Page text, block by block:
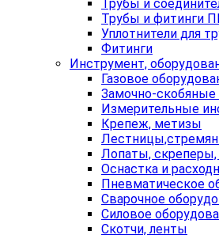
Трубы и
Трубы и фитинги
Уплотнители для
Фитинги
Инструмент,
Газовое
Замочно-скобяные
Измерительные
Крепеж, метизы
Лопаты, скреперы,
Оснастка и
Пневматическое
Сварочное
Силовое
Скотчи, ленты